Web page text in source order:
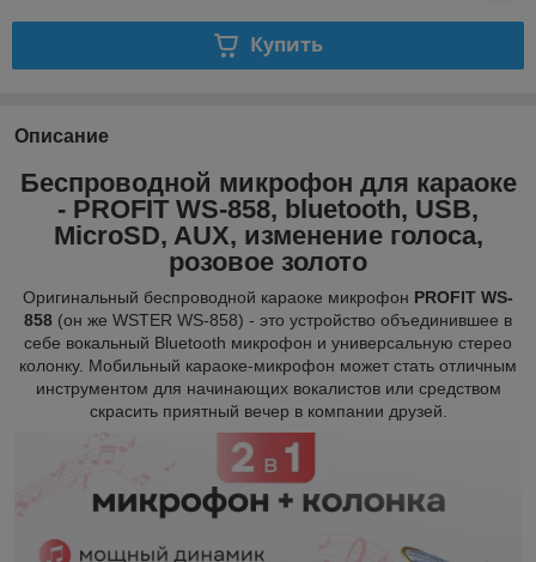
Купить
Описание
Беспроводной микрофон для караоке
- PROFIT WS-858, bluetooth, USB,
MicroSD, AUX, изменение голоса,
розовое золото
Оригинальный беспроводной караоке микрофон PROFIT WS-
858 (он же WSTER WS-858) - это устройство объединившее в
себе вокальный Bluetooth микрофон и универсальную стерео
колонку. Мобильный караоке-микрофон может стать отличным
инструментом для начинающих вокалистов или средством
скрасить приятный вечер в компании друзей.